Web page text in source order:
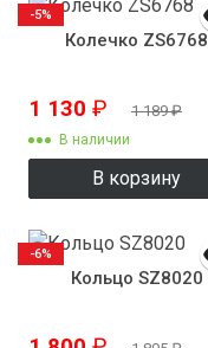
Колечко ZS6768
1 130 ₽ 1 189₽
В наличии
В корзину
-5%
Кольцо SZ8020
-6%